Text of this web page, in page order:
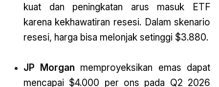
kuat dan peningkatan arus masuk ETF
karena kekhawatiran resesi. Dalam skenario
resesi, harga bisa melonjak setinggi $3.880.
JP Morgan memproyeksikan emas dapat
mencapai $4.000 per ons pada Q2 2026